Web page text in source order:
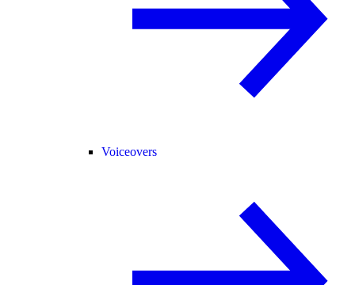
Voiceovers